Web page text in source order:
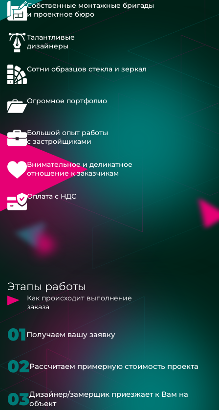
Собственные монтажные бригады
и проектное бюро
Талантливые
дизайнеры
Сотни образцов стекла и зеркал
Огромное портфолио
Большой опыт работы
с застройщиками
Внимательное и деликатное
отношение к заказчикам
Оплата с НДС
Этапы работы
Как происходит выполнение
заказа
01Получаем вашу заявку
02Рассчитаем примерную стоимость проекта
03Дизайнер/замерщик приезжает к Вам на
объект